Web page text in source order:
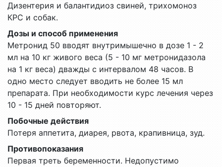
Дизентерия и балантидиоз свиней, трихомоноз
КРС и собак.
Дозы и способ применения
Метронид 50 вводят внутримышечно в дозе 1 - 2
мл на 10 кг живого веса (5 - 10 мг метронидазола
на 1 кг веса) дважды с интервалом 48 часов. В
одно место следует вводить не более 15 мл
препарата. При необходимости курс лечения через
10 - 15 дней повторяют.
Побочные действия
Потеря аппетита, диарея, рвота, крапивница, зуд.
Противопоказания
Первая треть беременности. Недопустимо